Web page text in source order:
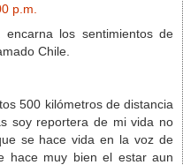
p.m.
los sentimientos de
Chile.
500 kilómetros de distancia
soy reportera de mi vida no
se hace vida en la voz de
hace muy bien el estar aun